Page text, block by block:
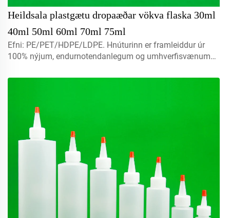
Heildsala plastgætu dropaæðar vökva flaska 30ml
40ml 50ml 60ml 70ml 75ml
Efni: PE/PET/HDPE/LDPE. Hnúturinn er framleiddur úr
100% nýjum, endurnotendanlegum og umhverfisvænum
Magn: 5ml, 10ml, 15ml. Hafðu samband til að fá